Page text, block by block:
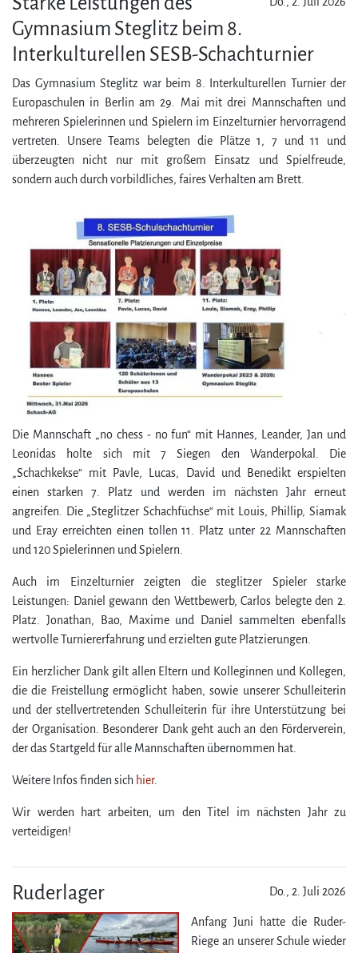
Gymnasium Steglitz beim 8.
Interkulturellen SESB-Schachturnier
Das Gymnasium Steglitz war beim 8. Interkulturellen Turnier der
Europaschulen in Berlin am 29. Mai mit drei Mannschaften und
mehreren Spielerinnen und Spielern im Einzelturnier hervorragend
vertreten. Unsere Teams belegten die Plätze 1, 7 und 11 und
überzeugten nicht nur mit großem Einsatz und Spielfreude,
sondern auch durch vorbildliches, faires Verhalten am Brett.
Die Mannschaft „no chess - no fun“ mit Hannes, Leander, Jan und
Leonidas holte sich mit 7 Siegen den Wanderpokal. Die
„Schachkekse“ mit Pavle, Lucas, David und Benedikt erspielten
einen starken 7. Platz und werden im nächsten Jahr erneut
angreifen. Die „Steglitzer Schachfüchse“ mit Louis, Phillip, Siamak
und Eray erreichten einen tollen 11. Platz unter 22 Mannschaften
und 120 Spielerinnen und Spielern.
Auch im Einzelturnier zeigten die steglitzer Spieler starke
Leistungen: Daniel gewann den Wettbewerb, Carlos belegte den 2.
Platz. Jonathan, Bao, Maxime und Daniel sammelten ebenfalls
wertvolle Turniererfahrung und erzielten gute Platzierungen.
Ein herz­licher Dank gilt allen Eltern und Kolleginnen und Kollegen,
die die Freistellung ermöglicht haben, sowie unserer Schulleiterin
und der stell­ver­tre­tenden Schulleiterin für ihre Unterstützung bei
der Organisation. Besonderer Dank geht auch an den Förderverein,
der das Startgeld für alle Mannschaften übernommen hat.
Weitere Infos finden sich hier.
Wir werden hart arbeiten, um den Titel im nächsten Jahr zu
verteidigen!
Do., 2. Juli 2026
Ruderlager
Anfang Juni hatte die Ruder-
Riege an unserer Schule wieder